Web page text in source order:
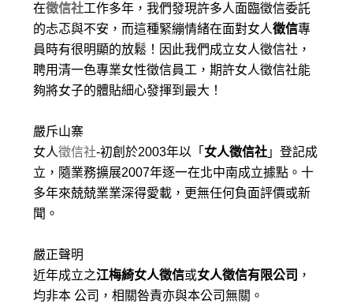
在徵信社工作多年，我們發現許多人面臨徵信委託
的忐忑與不安，而這種緊繃情緒在面對女人徵信專
員時有很明顯的放鬆！因此我們成立女人徵信社，
聘用清一色專業女性徵信員工，期許女人徵信社能
夠將女子的體貼細心發揮到最大 ！
嚴斥山寨
女人徵信社-初創於2003年以「 女人徵信社 」登記成
立，隨業務擴展2007年逐一在北中南成立據點。十
多年來兢兢業業深得愛載，更無任何負面評價或新
聞。
嚴正聲明
近年成立之江梅綺女人徵信或女人徵信有限公司 ，
均非本 公司，相關咎責亦與本公司無關。